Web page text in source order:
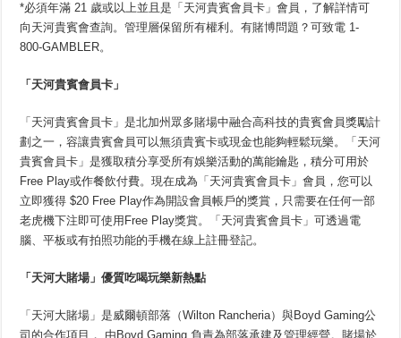
*必須年滿 21 歲或以上並且是「天河貴賓會員卡」會員，了解詳情可
向天河貴賓會查詢。管理層保留所有權利。有賭博問題？可致電 1-
800-GAMBLER。
「天河貴賓會員卡」
「天河貴賓會員卡」是北加州眾多賭場中融合高科技的貴賓會員獎勵計
劃之一，容讓貴賓會員可以無須貴賓卡或現金也能夠輕鬆玩樂。「天河
貴賓會員卡」是獲取積分享受所有娛樂活動的萬能鑰匙，積分可用於
Free Play或作餐飲付費。現在成為「天河貴賓會員卡」會員，您可以
立即獲得 $20 Free Play作為開設會員帳戶的獎賞，只需要在任何一部
老虎機下注即可使用Free Play獎賞。「天河貴賓會員卡」可透過電
腦、平板或有拍照功能的手機在線上註冊登記。
「天河大賭場」優質吃喝玩樂新熱點
「天河大賭場」是威爾頓部落（Wilton Rancheria）與Boyd Gaming公
司的合作項目， 由Boyd Gaming 負責為部落承建及管理經營。賭場於